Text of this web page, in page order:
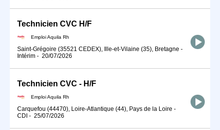
Technicien CVC H/F
Emploi Aquila Rh
Saint-Grégoire (35521 CEDEX), Ille-et-Vilaine (35), Bretagne -
Intérim - 20/07/2026
Technicien CVC - H/F
Emploi Aquila Rh
Carquefou (44470), Loire-Atlantique (44), Pays de la Loire -
CDI - 25/07/2026